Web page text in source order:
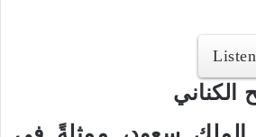
الكناني